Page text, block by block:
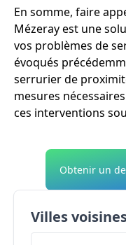
En somme, faire
Mézeray est une
vos problèmes de
évoqués
serrurier de
mesures
ces interventions
Obtenir un
Villes